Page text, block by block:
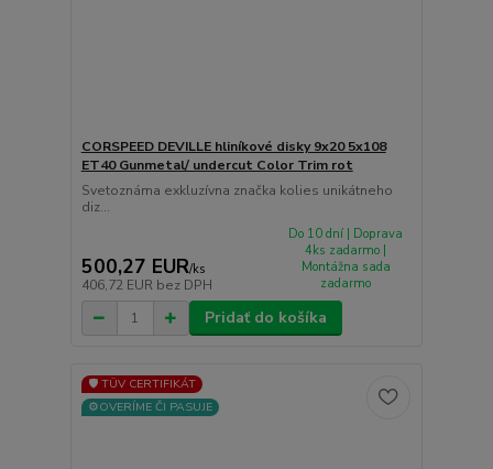
CORSPEED DEVILLE hliníkové disky 9x20 5x108
ET40 Gunmetal/ undercut Color Trim rot
Svetoznáma exkluzívna značka kolies unikátneho
diz...
500,27 EUR/ks
406,72 EUR bez DPH
Do 10 dní | Doprava
4ks zadarmo |
Montážna sada
zadarmo
Pridať do košíka
🛡️ TÜV CERTIFIKÁT
⚙️OVERÍME ČI PASUJE